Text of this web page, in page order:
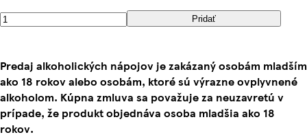
Pridať
Predaj alkoholických nápojov je zakázaný osobám mladším
ako 18 rokov alebo osobám, ktoré sú výrazne ovplyvnené
alkoholom. Kúpna zmluva sa považuje za neuzavretú v
prípade, že produkt objednáva osoba mladšia ako 18
rokov.